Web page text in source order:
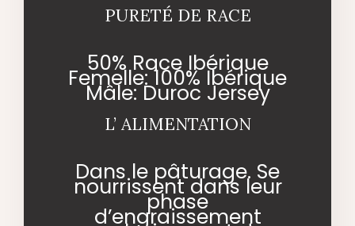
PURETÉ DE RACE
50% Race Ibérique
Femelle: 100% Ibérique
Mâle: Duroc Jersey
L’ ALIMENTATION
Dans le pâturage. Se
nourrissent dans leur
phase
d’engraissement